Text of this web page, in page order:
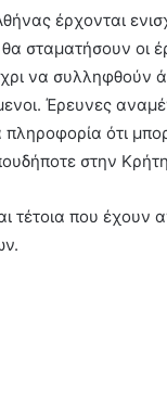
έρχονται
θα σταματήσουν οι
να συλληφθούν
Έρευνες
ότι
στην
τέτοια που έχουν